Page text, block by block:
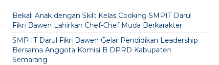
Bekali Anak dengan Skill: Kelas Cooking SMPIT Darul
Fikri Bawen Lahirkan Chef-Chef Muda Berkarakter
SMP IT Darul Fikri Bawen Gelar Pendidikan Leadership
Bersama Anggota Komisi B DPRD Kabupaten
Semarang